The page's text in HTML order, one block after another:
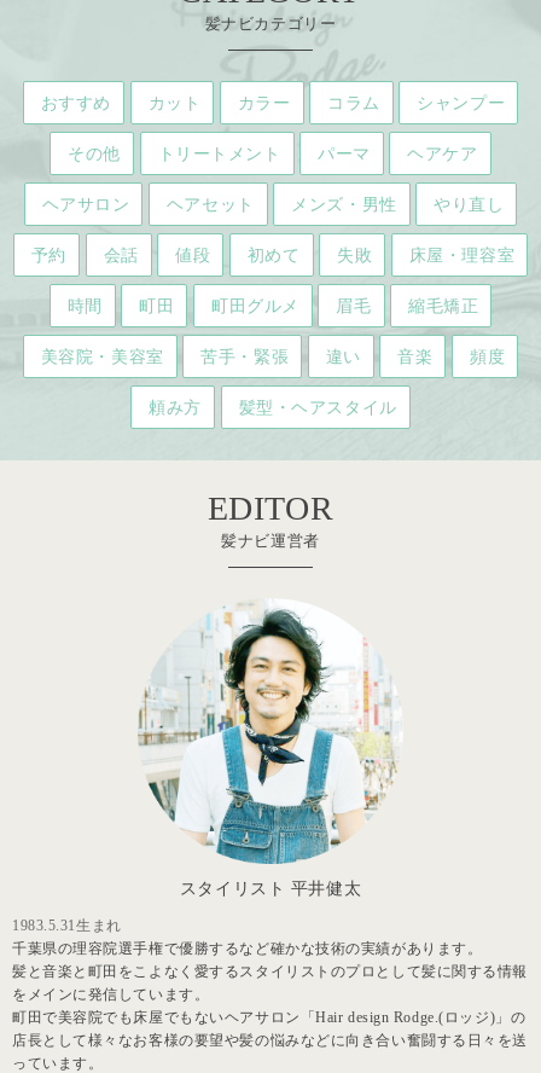
髪ナビカテゴリー
おすすめ カット カラー コラム シャンプー
その他 トリートメント パーマ ヘアケア
ヘアサロン ヘアセット メンズ・男性 やり直し
予約 会話 値段 初めて 失敗 床屋・理容室
時間 町田 町田グルメ 眉毛 縮毛矯正
美容院・美容室 苦手・緊張 違い 音楽 頻度
頼み方 髪型・ヘアスタイル
EDITOR
髪ナビ運営者
スタイリスト 平井健太
1983.5.31生まれ
千葉県の理容院選手権で優勝するなど確かな技術の実績があります。
髪と音楽と町田をこよなく愛するスタイリストのプロとして髪に関する情報
をメインに発信しています。
町田で美容院でも床屋でもないヘアサロン「Hair design Rodge.(ロッジ)」の
店長として様々なお客様の要望や髪の悩みなどに向き合い奮闘する日々を送
っています。